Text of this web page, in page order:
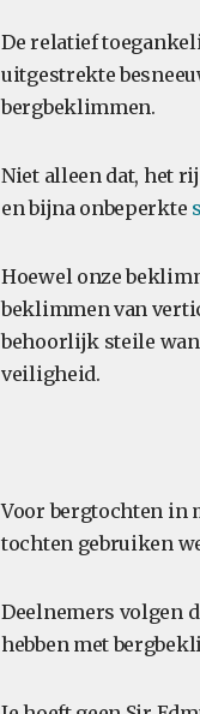
De relatief
uitgestrekte
bergbeklimmen.
Niet alleen dat, het
en bijna onbeperkte
Hoewel onze
beklimmen van
behoorlijk steile
veiligheid.
Voor bergtochten in
tochten gebruiken
Deelnemers volgen
hebben met